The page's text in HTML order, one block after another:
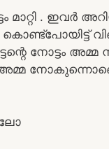
മാറ്റി . ഇവർ
നോട്ടം